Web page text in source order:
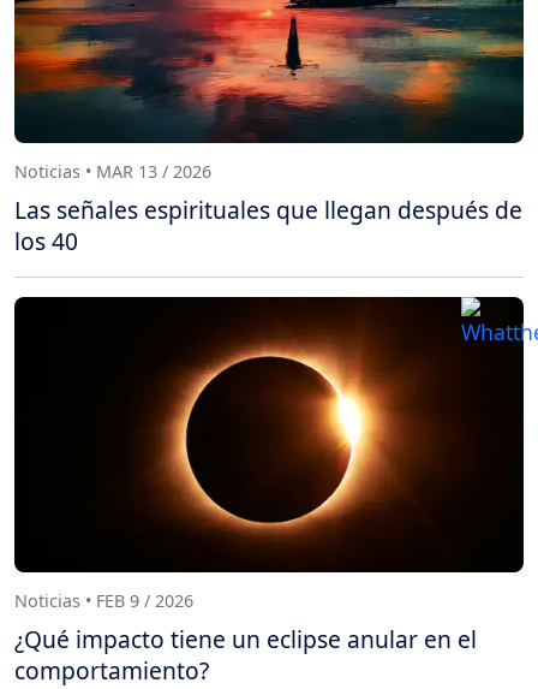
Noticias • MAR 13 / 2026
Las señales espirituales que llegan después de
los 40
Noticias • FEB 9 / 2026
¿Qué impacto tiene un eclipse anular en el
comportamiento?